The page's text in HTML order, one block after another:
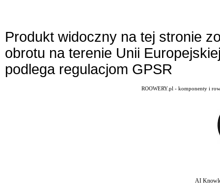
Produkt widoczny na tej stronie
obrotu na terenie Unii
podlega regulacjom GPSR
ROOWERY.pl - komponenty i
AI